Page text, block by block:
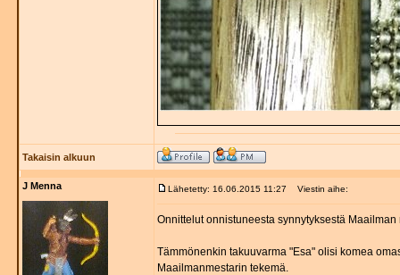
Takaisin alkuun
J Menna Lähetetty: 16.06.2015 11:27 Viestin aihe:
Onnittelut onnistuneesta synnytyksestä Maailman
Tämmönenkin takuuvarma "Esa" olisi komea
Maailmanmestarin tekemä.